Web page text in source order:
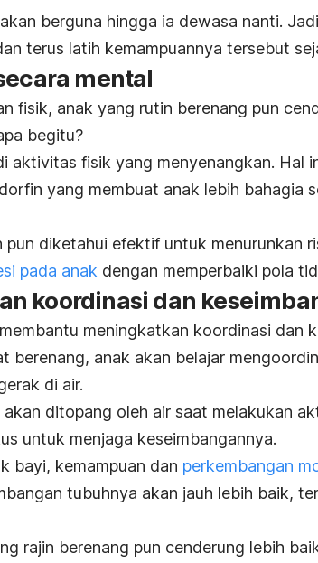
berguna hingga ia dewasa nanti.
terus latih kemampuannya tersebut
mental
fisik, anak yang rutin berenang pun
begitu?
aktivitas fisik yang menyenangkan. Hal
yang membuat anak lebih bahagia
pun diketahui efektif untuk menurunkan
pada anak dengan memperbaiki pola
koordinasi dan
meningkatkan koordinasi dan
berenang, anak akan belajar
di air.
ditopang oleh air saat melakukan
untuk menjaga keseimbangannya.
bayi, kemampuan dan perkembangan
tubuhnya akan jauh lebih baik,
rajin berenang pun cenderung lebih